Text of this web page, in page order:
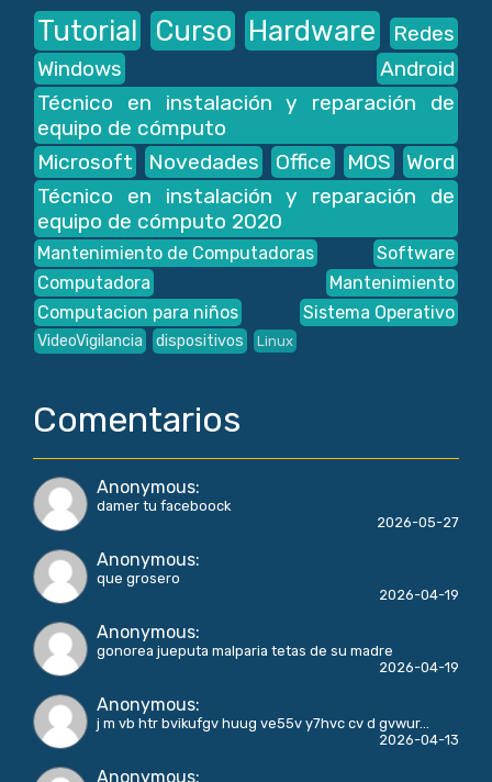
Tutorial Curso Hardware
Redes
Windows
Android
Técnico en instalación y reparación de
equipo de cómputo
Microsoft
Novedades Office MOS
Word
Técnico en instalación y reparación de
equipo de cómputo 2020
Mantenimiento de Computadoras
Software
Computadora
Mantenimiento
Computacion para niños
Sistema Operativo
VideoVigilancia dispositivos Linux
Comentarios
Anonymous:
damer tu faceboock
2026-05-27
Anonymous:
que grosero
2026-04-19
Anonymous:
gonorea jueputa malparia tetas de su madre
2026-04-19
Anonymous:
j m vb htr bvikufgv huug ve55v y7hvc cv d gvwur...
2026-04-13
Anonymous: